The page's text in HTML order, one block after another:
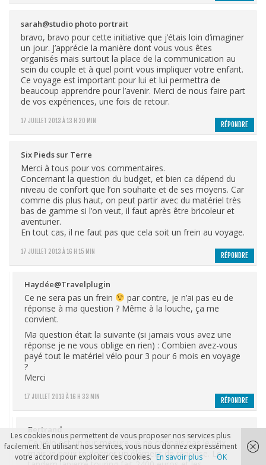
sarah@studio photo portrait
17 JUILLET 2013 À 13 H 20 MIN
bravo, bravo pour cette initiative que j’étais loin d’imaginer
un jour. J’apprécie la manière dont vous vous êtes
organisés mais surtout la place de la communication au
sein du couple et à quel point vous impliquer votre enfant.
Ce voyage est important pour lui et lui permettra de
beaucoup apprendre pour l’avenir. Merci de nous faire part
de vos expériences, une fois de retour.
RÉPONDRE
Six Pieds sur Terre
17 JUILLET 2013 À 16 H 15 MIN
Merci à tous pour vos commentaires.
Concernant la question du budget, et bien ca dépend du
niveau de confort que l’on souhaite et de ses moyens. Car
comme dis plus haut, on peut partir avec du matériel très
bas de gamme si l’on veut, il faut après être bricoleur et
aventurier.
En tout cas, il ne faut pas que cela soit un frein au voyage.
RÉPONDRE
Haydée@Travelplugin
17 JUILLET 2013 À 16 H 33 MIN
Ce ne sera pas un frein
par contre, je n’ai pas eu de
réponse à ma question ? Même à la louche, ça me
convient.
Ma question était la suivante (si jamais vous avez une
réponse je ne vous oblige en rien) : Combien avez-vous
payé tout le matériel vélo pour 3 pour 6 mois en voyage
?
Merci
RÉPONDRE
Bertrand
Ce vélo est un sur-mesure, je ne connais pas le prix,
mais je peux te donner un élément de réponse. Le
Les cookies nous permettent de vous proposer nos services plus
facilement. En utilisant nos services, vous nous donnez expressément
votre accord pour exploiter ces cookies. En savoir plus OK